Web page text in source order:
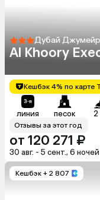
Дубай
Al Khoory
Кешбэк 4% по карте
линия песок 2
Отзывы за этот год
от 120 271 ₽
30 авг. - 5 сент., 6 ночей
Кешбэк + 2 807